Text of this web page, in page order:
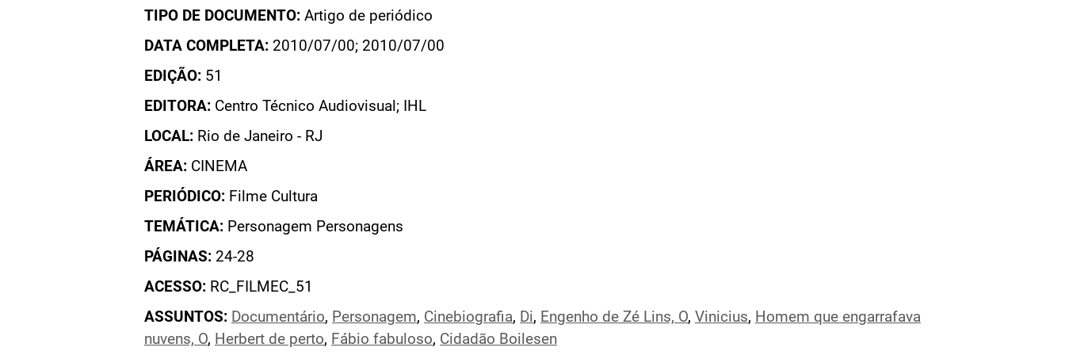
TIPO DE DOCUMENTO: Artigo de periódico
DATA COMPLETA: 2010/07/00; 2010/07/00
EDIÇÃO: 51
EDITORA: Centro Técnico Audiovisual; IHL
LOCAL: Rio de Janeiro - RJ
ÁREA: CINEMA
PERIÓDICO: Filme Cultura
TEMÁTICA: Personagem Personagens
PÁGINAS: 24-28
ACESSO: RC_FILMEC_51
ASSUNTOS: Documentário, Personagem, Cinebiografia, Di, Engenho de Zé Lins, O, Vinicius, Homem que engarrafava
nuvens, O, Herbert de perto, Fábio fabuloso, Cidadão Boilesen